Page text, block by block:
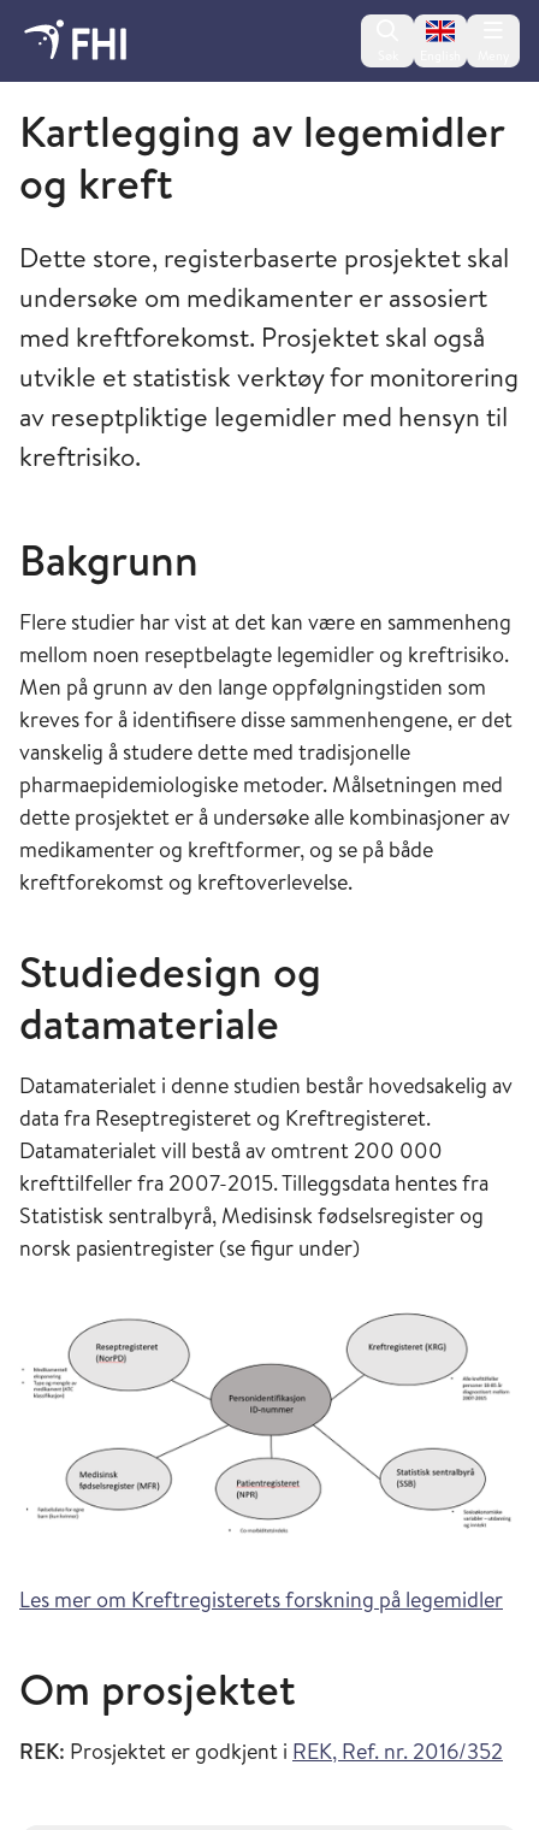
Change
Folkehelseinstituttet
Kartlegging av legemidler
og kreft
Dette store, registerbaserte prosjektet skal
undersøke om medikamenter er assosiert
med kreftforekomst. Prosjektet skal også
utvikle et statistisk verktøy for monitorering
av reseptpliktige legemidler med hensyn til
kreftrisiko.
Bakgrunn
Flere studier har vist at det kan være en sammenheng
mellom noen reseptbelagte legemidler og kreftrisiko.
Men på grunn av den lange oppfølgningstiden som
kreves for å identifisere disse sammenhengene, er det
vanskelig å studere dette med tradisjonelle
pharmaepidemiologiske metoder. Målsetningen med
dette prosjektet er å undersøke alle kombinasjoner av
medikamenter og kreftformer, og se på både
kreftforekomst og kreftoverlevelse.
Studiedesign og
datamateriale
Datamaterialet i denne studien består hovedsakelig av
data fra Reseptregisteret og Kreftregisteret.
Datamaterialet vill bestå av omtrent 200 000
krefttilfeller fra 2007-2015. Tilleggsdata hentes fra
Statistisk sentralbyrå, Medisinsk fødselsregister og
norsk pasientregister (se figur under)
Les mer om Kreftregisterets forskning på legemidler
Om prosjektet
REK: Prosjektet er godkjent i REK, Ref. nr. 2016/352